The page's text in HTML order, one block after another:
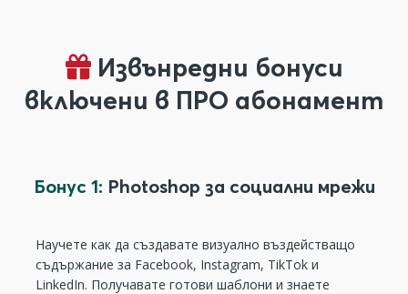
Извънредни бонуси
включени в ПРО абонамент
Бонус 1: Photoshop за социални мрежи
Научете как да създавате визуално въздействащо
съдържание за Facebook, Instagram, TikTok и
LinkedIn. Получавате готови шаблони и знаете